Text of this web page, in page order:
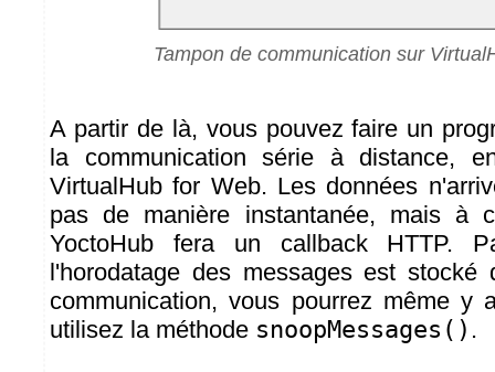
Tampon de communication sur
A partir de là, vous pouvez faire un
la communication série à distance,
VirtualHub for Web. Les données
pas de manière instantanée, mais à
YoctoHub fera un callback HTTP.
l'horodatage des messages est stocké
communication, vous pourrez même y
utilisez la méthode snoopMessages() .